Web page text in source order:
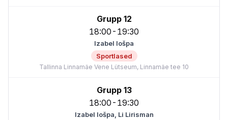
18:00-19:30
Grupp 12
Sportlased
Izabel Iošpa
Tallinna Linnamäe Vene Lütseum, Linnamäe tee 10
18:00-19:30
Grupp 13
Izabel Iošpa, Li Lirisman